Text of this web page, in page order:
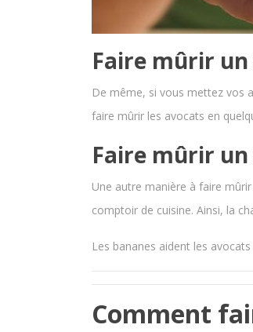
Faire mûrir
De même, si vous mettez vos
faire mûrir les avocats en
Faire mûrir
Une autre manière à faire
comptoir de cuisine. Ainsi, la
Les bananes aident les
Comment